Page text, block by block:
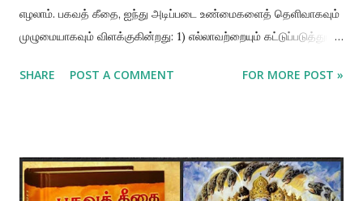
எழலாம். பகவத் கீதை, ஐந்து அடிப்படை உண்மைகளைத் தெளிவாகவும்
முழுமையாகவும் விளக்குகின்றது: 1) எல்லாவற்றையும் கட்டுப்படுத்தும்
(பிரக்ருதி), 4) ஜட இயற்கை தோன்றி மறைவதைக் குறிக்கும் காலம்
இயற்கையும் இவருக்குக் கீழ்படிந்த சக்திகளே. இவரது ஆணையின்
கீழ்தான் ஜட இயற்கை செயல்படுகிறது. இயற்கைக்குப் பின்னால்
SHARE POST A COMMENT FOR MORE POST »